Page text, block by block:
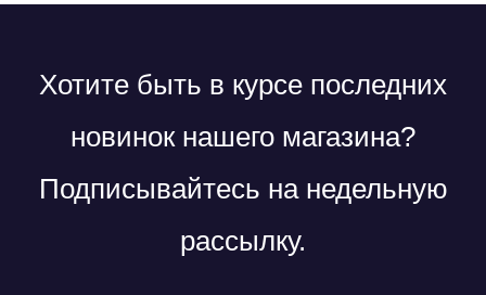
Хотите быть в курсе последних
новинок нашего магазина?
Подписывайтесь на недельную
рассылку.